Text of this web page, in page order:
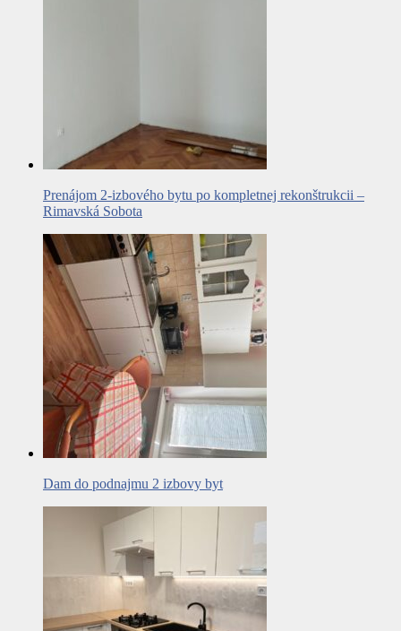
Prenájom 2-izbového bytu po kompletnej rekonštrukcii –
Rimavská Sobota
Dam do podnajmu 2 izbovy byt